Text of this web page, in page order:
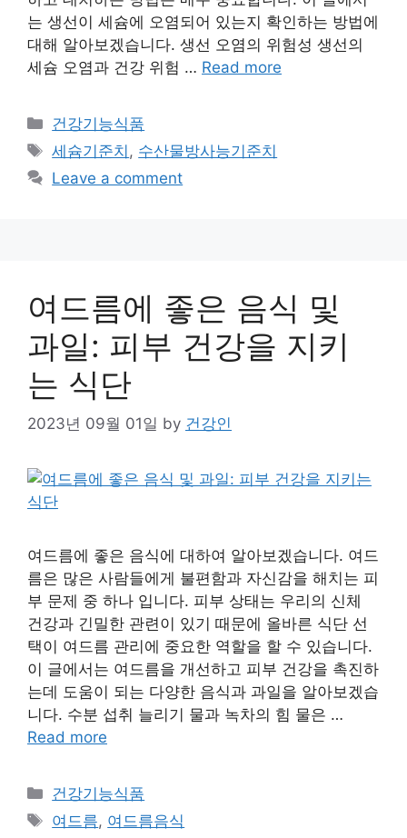
는 생선이 세슘에 오염되어 있는지 확인하는 방법에
대해 알아보겠습니다. 생선 오염의 위험성 생선의
세슘 오염과 건강 위험 … Read more
Categories
건강기능식품
Tags
세슘기준치 , 수산물방사능기준치
Leave a comment
여드름에 좋은 음식 및
과일: 피부 건강을 지키
는 식단
2023년 09월 01일 by 건강인
여드름에 좋은 음식에 대하여 알아보겠습니다. 여드
름은 많은 사람들에게 불편함과 자신감을 해치는 피
부 문제 중 하나 입니다. 피부 상태는 우리의 신체
건강과 긴밀한 관련이 있기 때문에 올바른 식단 선
택이 여드름 관리에 중요한 역할을 할 수 있습니다.
이 글에서는 여드름을 개선하고 피부 건강을 촉진하
는데 도움이 되는 다양한 음식과 과일을 알아보겠습
니다. 수분 섭취 늘리기 물과 녹차의 힘 물은 …
Read more
Categories
건강기능식품
Tags
여드름, 여드름음식